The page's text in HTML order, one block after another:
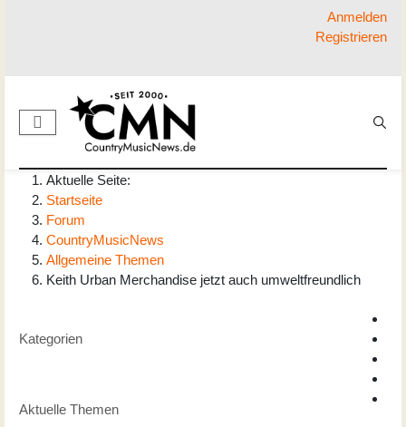
Anmelden
Registrieren
Aktuelle Seite:
Startseite
Forum
CountryMusicNews
Allgemeine Themen
Keith Urban Merchandise jetzt auch umweltfreundlich
Kategorien
Aktuelle Themen